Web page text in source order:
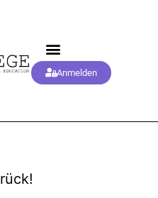
Anmelden